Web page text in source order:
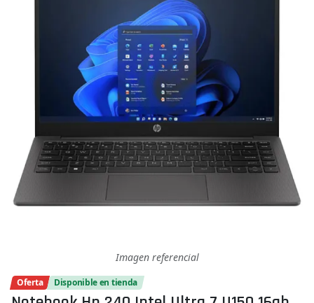
Imagen referencial
Oferta Disponible en tienda